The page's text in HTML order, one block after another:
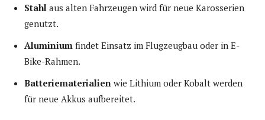
Stahl aus alten Fahrzeugen wird für neue Karosserien
genutzt.
Aluminium findet Einsatz im Flugzeugbau oder in E-
Bike-Rahmen.
Batteriematerialien wie Lithium oder Kobalt werden
für neue Akkus aufbereitet.